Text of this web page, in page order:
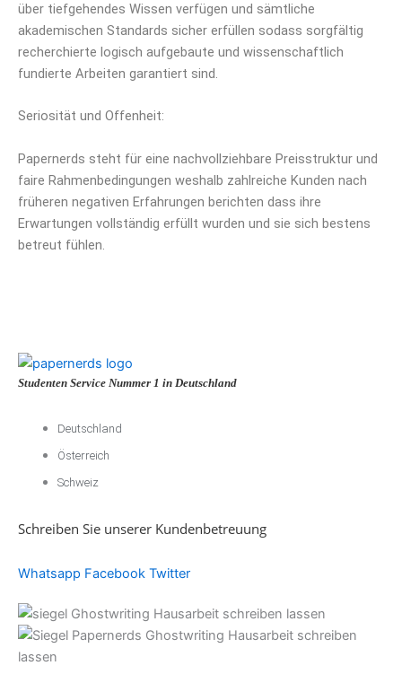
über tiefgehendes Wissen verfügen und sämtliche
akademischen Standards sicher erfüllen sodass sorgfältig
recherchierte logisch aufgebaute und wissenschaftlich
fundierte Arbeiten garantiert sind.
Seriosität und Offenheit:
Papernerds steht für eine nachvollziehbare Preisstruktur und
faire Rahmenbedingungen weshalb zahlreiche Kunden nach
früheren negativen Erfahrungen berichten dass ihre
Erwartungen vollständig erfüllt wurden und sie sich bestens
betreut fühlen.
Studenten Service Nummer 1 in Deutschland
Deutschland
Österreich
Schweiz
Schreiben Sie unserer Kundenbetreuung
Whatsapp Facebook Twitter